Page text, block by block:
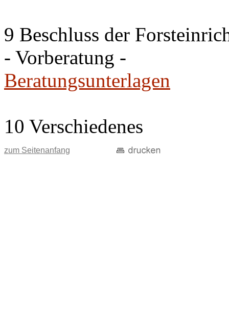
9 Beschluss der
- Vorberatung -
Beratungsunterlagen
10 Verschiedenes
zum Seitenanfang